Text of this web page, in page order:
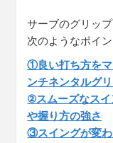
サーブのグリッ
次のようなポイ
①良い打ち方をマ
ンチネンタルグ
②スムーズなスイ
や握り方の強さ
③スイングが変わ